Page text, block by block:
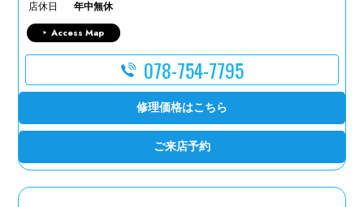
店休日
年中無休
Access Map
078-754-7795
修理価格はこちら
ご来店予約